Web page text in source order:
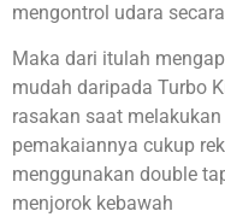
mengontrol udara
Maka dari itulah
mudah daripada Turbo
rasakan saat
pemakaiannya cukup
menggunakan double
menjorok kebawah